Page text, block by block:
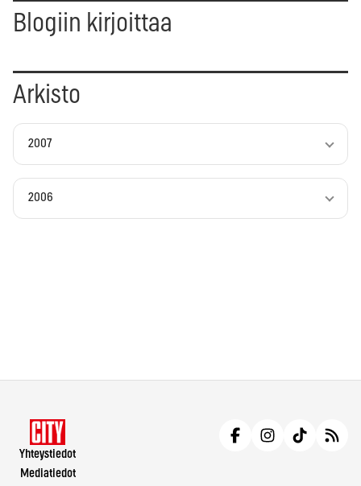
Blogiin kirjoittaa
Arkisto
2007
2006
Yhteystiedot
Mediatiedot